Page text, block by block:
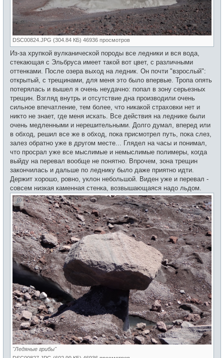
DSC00824.JPG (304.84 КБ) 46936 просмотров
Из-за хрупкой вулканической породы все ледники и вся вода,
стекающая с Эльбруса имеет такой вот цвет, с различными
оттенками. После озера выход на ледник. Он почти "взрослый":
открытый, с трещинами, для меня это было впервые. Тропа опять
потерялась и вышел я очень неудачно: попал в зону серьезных
трещин. Взгляд внутрь и отсутствие дна производили очень
сильное впечатление, тем более, что никакой страховки нет и
никто не знает, где меня искать. Все действия на леднике были
очень медленными и нерешительными. Долго думал, вперед или
в обход, решил все же в обход, пока присмотрел путь, пока слез,
залез обратно уже в другом месте... Глядел на часы и понимал,
что просрал уже все мыслимые и немыслимые полимеры, когда
выйду на перевал вообще не понятно. Впрочем, зона трещин
закончилась и дальше по леднику было даже приятно идти.
Держит хорошо, ровно, уклон небольшой. Виден уже и перевал -
совсем низкая каменная стенка, возвышающаяся надо льдом.
"Ледяные грибы"